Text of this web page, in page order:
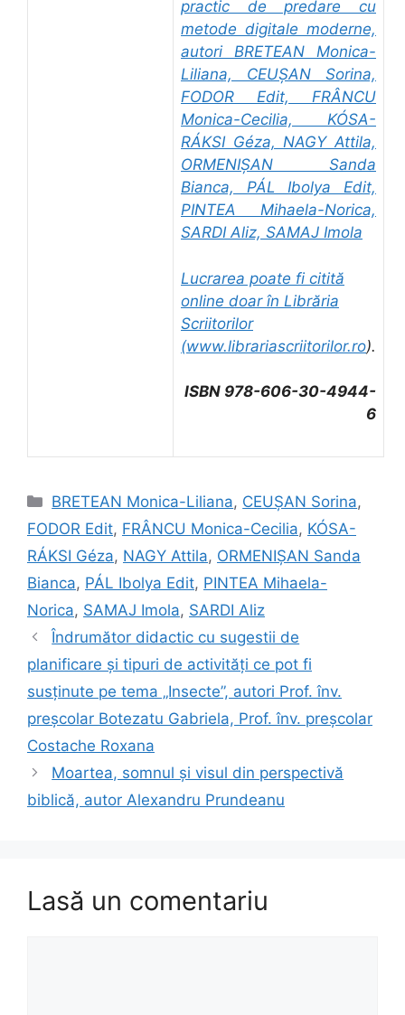
practic de predare cu
metode digitale moderne,
autori BRETEAN Monica-
Liliana, CEUȘAN Sorina,
FODOR Edit, FRÂNCU
Monica-Cecilia, KÓSA-
RÁKSI Géza, NAGY Attila,
ORMENIȘAN Sanda
Bianca, PÁL Ibolya Edit,
PINTEA Mihaela-Norica,
SARDI Aliz, SAMAJ Imola
Lucrarea poate fi citită
online doar în Librăria
Scriitorilor
(www.librariascriitorilor.ro).
ISBN 978-606-30-4944-
6
Categorii
BRETEAN Monica-Liliana, CEUȘAN Sorina,
FODOR Edit, FRÂNCU Monica-Cecilia, KÓSA-
RÁKSI Géza, NAGY Attila, ORMENIȘAN Sanda
Bianca, PÁL Ibolya Edit, PINTEA Mihaela-
Norica, SAMAJ Imola, SARDI Aliz
Îndrumător didactic cu sugestii de
planificare și tipuri de activități ce pot fi
susținute pe tema „Insecte”, autori Prof. înv.
preșcolar Botezatu Gabriela, Prof. înv. preșcolar
Costache Roxana
Moartea, somnul și visul din perspectivă
biblică, autor Alexandru Prundeanu
Lasă un comentariu